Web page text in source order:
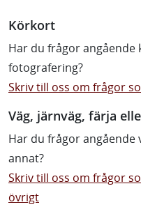
Körkort
Har du frågor
fotografering?
Skriv till oss om frågor
Väg, järnväg, färja
Har du frågor angående
annat?
Skriv till oss om frågor
övrigt